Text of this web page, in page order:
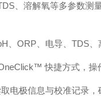
、溶解氧等多参数测
、ORP、电导、TDS、
快捷方式，操
电极信息与校准记录，